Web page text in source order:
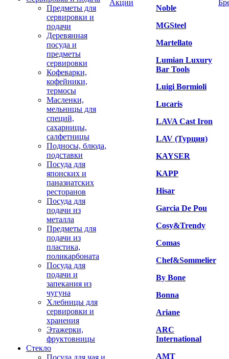
Предметы для
сервировки и
подачи
Деревянная
посуда и
предметы
сервировки
Кофеварки,
кофейники,
термосы
Масленки,
мельницы для
специй,
сахарницы,
салфетницы
Подносы, блюда,
подставки
Посуда для
японских и
паназиатских
ресторанов
Посуда для
подачи из
металла
Предметы для
подачи из
пластика,
поликарбоната
Посуда для
подачи и
запекания из
чугуна
Хлебницы для
сервировки и
хранения
Этажерки,
фруктовницы
Стекло
Посуда для чая и
Акции
Noble
MGSteel
Martellato
Lumian Luxury
Bar Tools
Luigi Bormioli
Lucaris
LAVA Cast Iron
LAV (Турция)
KAYSER
KAPP
Hisar
Garcia De Pou
Cosy&Trendy
Comas
Chef&Sommelier
By Bone
Bonna
Ariane
ARC
International
AMT